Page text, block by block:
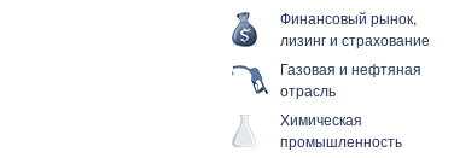
Финансовый рынок,
лизинг и страхование
Газовая и нефтяная
отрасль
Химическая
промышленность